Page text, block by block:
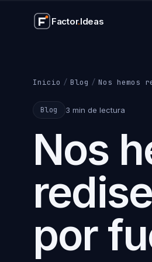
Factor.Ideas
Inicio / Blog / Nos hemos
Blog 3 min de lectura
Nos
por